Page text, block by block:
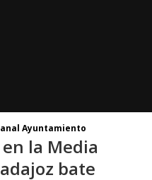
Ayuntamiento
la Media
bate